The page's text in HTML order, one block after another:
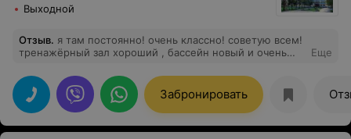
Выходной
Отзыв. я там постоянно! очень классно! советую всем!
тренажёрный зал хороший , бассейн новый и очень
Еще
Забронировать